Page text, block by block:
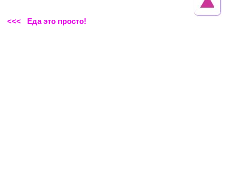
<<< Еда это просто!